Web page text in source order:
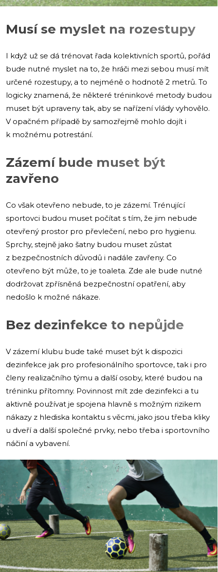
Musí se myslet na rozestupy
I když už se dá trénovat řada kolektivních sportů, pořád
bude nutné myslet na to, že hráči mezi sebou musí mít
určené rozestupy, a to nejméně o hodnotě 2 metrů. To
logicky znamená, že některé tréninkové metody budou
muset být upraveny tak, aby se nařízení vlády vyhovělo.
V opačném případě by samozřejmě mohlo dojít i
k možnému potrestání.
Zázemí bude muset být
zavřeno
Co však otevřeno nebude, to je zázemí. Trénující
sportovci budou muset počítat s tím, že jim nebude
otevřený prostor pro převlečení, nebo pro hygienu.
Sprchy, stejně jako šatny budou muset zůstat
z bezpečnostních důvodů i nadále zavřeny. Co
otevřeno být může, to je toaleta. Zde ale bude nutné
dodržovat zpřísněná bezpečnostní opatření, aby
nedošlo k možné nákaze.
Bez dezinfekce to nepůjde
V zázemí klubu bude také muset být k dispozici
dezinfekce jak pro profesionálního sportovce, tak i pro
členy realizačního týmu a další osoby, které budou na
tréninku přítomny. Povinnost mít zde dezinfekci a tu
aktivně používat je spojena hlavně s možným rizikem
nákazy z hlediska kontaktu s věcmi, jako jsou třeba kliky
u dveří a další společné prvky, nebo třeba i sportovního
náčiní a vybavení.